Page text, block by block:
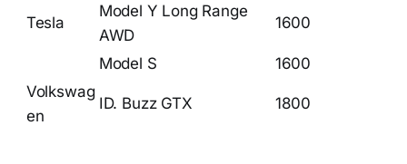
Tesla
Model Y Long Range
AWD
1600
Model S
1600
Volkswag
en
ID. Buzz GTX 1800